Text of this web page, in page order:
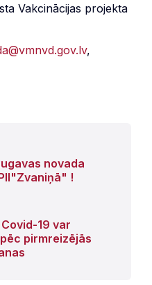
Vakcinācijas projekta
,
novada
!
19 var
pirmreizējās